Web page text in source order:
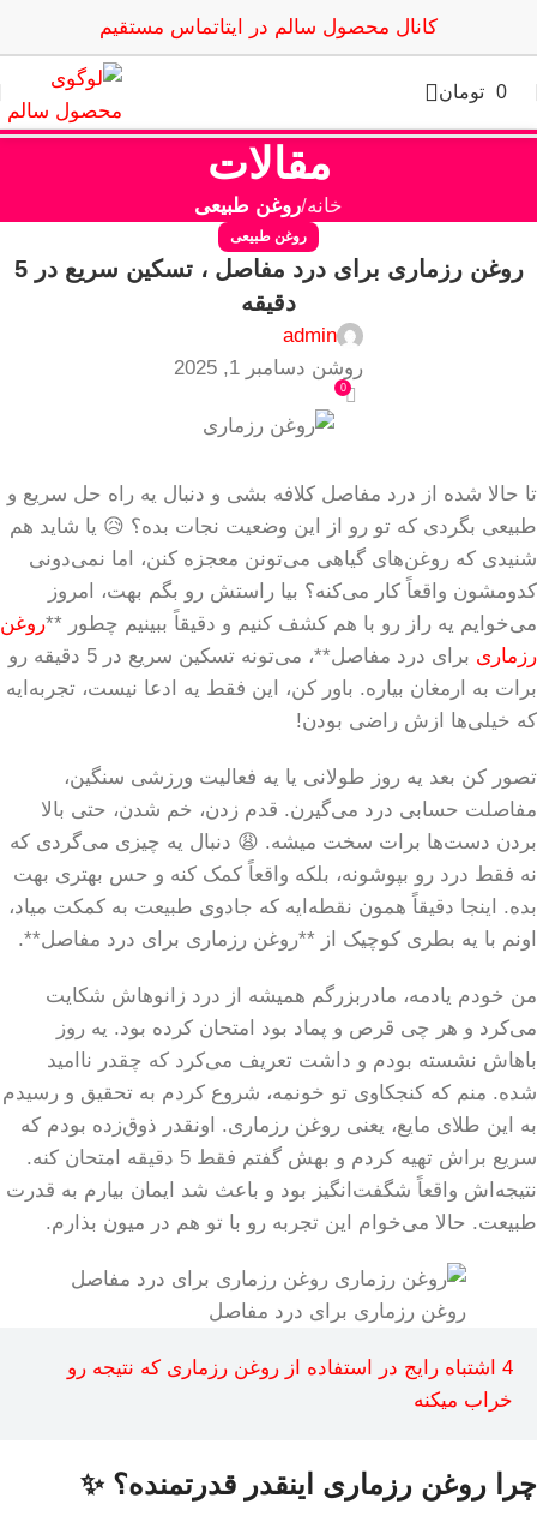
کانال محصول سالم در ایتاتماس مستقیم
0 تومان
مقالات
خانه روغن طبیعی
روغن طبیعی
روغن رزماری برای درد مفاصل ، تسکین سریع در 5
دقیقه
admin
روشن دسامبر 1, 2025
0
تا حالا شده از درد مفاصل کلافه بشی و دنبال یه راه حل سریع و
طبیعی بگردی که تو رو از این وضعیت نجات بده؟ 😥 یا شاید هم
شنیدی که روغن‌های گیاهی می‌تونن معجزه کنن، اما نمی‌دونی
کدومشون واقعاً کار می‌کنه؟ بیا راستش رو بگم بهت، امروز
می‌خوایم یه راز رو با هم کشف کنیم و دقیقاً ببینیم چطور **روغن
رزماری
برای درد مفاصل**، می‌تونه تسکین سریع در 5 دقیقه رو
برات به ارمغان بیاره. باور کن، این فقط یه ادعا نیست، تجربه‌ایه
که خیلی‌ها ازش راضی بودن!
تصور کن بعد یه روز طولانی یا یه فعالیت ورزشی سنگین،
مفاصلت حسابی درد می‌گیرن. قدم زدن، خم شدن، حتی بالا
بردن دست‌ها برات سخت میشه. 😩 دنبال یه چیزی می‌گردی که
نه فقط درد رو بپوشونه، بلکه واقعاً کمک کنه و حس بهتری بهت
بده. اینجا دقیقاً همون نقطه‌ایه که جادوی طبیعت به کمکت میاد،
اونم با یه بطری کوچیک از **روغن رزماری برای درد مفاصل**.
من خودم یادمه، مادربزرگم همیشه از درد زانوهاش شکایت
می‌کرد و هر چی قرص و پماد بود امتحان کرده بود. یه روز
باهاش نشسته بودم و داشت تعریف می‌کرد که چقدر ناامید
شده. منم که کنجکاوی تو خونمه، شروع کردم به تحقیق و رسیدم
به این طلای مایع، یعنی روغن رزماری. اونقدر ذوق‌زده بودم که
سریع براش تهیه کردم و بهش گفتم فقط 5 دقیقه امتحان کنه.
نتیجه‌اش واقعاً شگفت‌انگیز بود و باعث شد ایمان بیارم به قدرت
طبیعت. حالا می‌خوام این تجربه رو با تو هم در میون بذارم.
روغن رزماری برای درد مفاصل
4 اشتباه رایج در استفاده از روغن رزماری که نتیجه رو
خراب میکنه
چرا روغن رزماری اینقدر قدرتمنده؟ ✨